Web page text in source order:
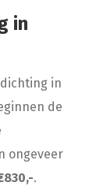
in
in
de
ongeveer
.